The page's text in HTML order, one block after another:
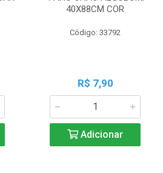
40X88CM COR
Código: 33792
R$ 7,90
Adicionar